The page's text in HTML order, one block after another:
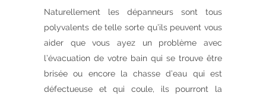
Naturellement les dépanneurs sont tous
polyvalents de telle sorte qu’ils peuvent vous
aider que vous ayez un problème avec
l’évacuation de votre bain qui se trouve être
brisée ou encore la chasse d’eau qui est
défectueuse et qui coule, ils pourront la